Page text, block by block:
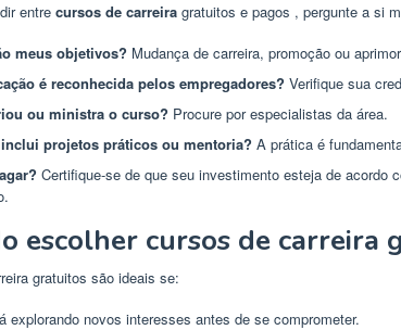
entre cursos de carreira gratuitos e pagos , pergunte a si
meus objetivos? Mudança de carreira, promoção ou
é reconhecida pelos empregadores? Verifique sua
ou ministra o curso? Procure por especialistas da área.
projetos práticos ou mentoria? A prática é
Certifique-se de que seu investimento esteja de acordo
escolher cursos de carreira
gratuitos são ideais se:
explorando novos interesses antes de se comprometer.